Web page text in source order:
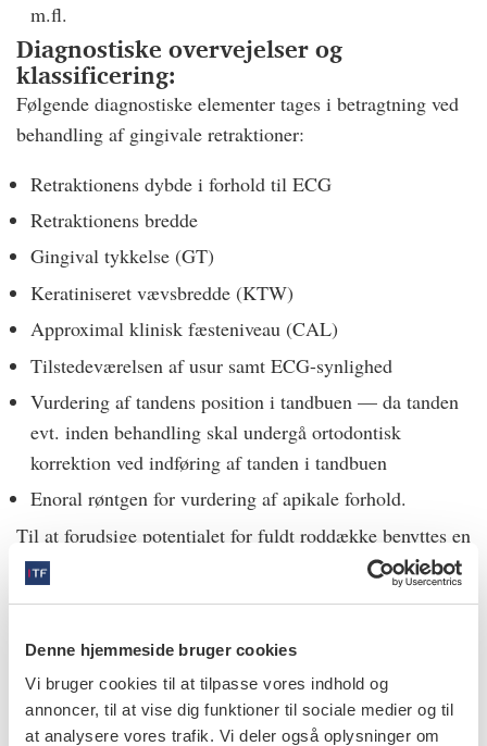
Denne hjemmeside bruger cookies
Vi bruger cookies til at tilpasse vores indhold og
annoncer, til at vise dig funktioner til sociale medier og til
at analysere vores trafik. Vi deler også oplysninger om
m.fl.
Diagnostiske overvejelser og
klassificering:
Følgende diagnostiske elementer tages i betragtning ved
behandling af gingivale retraktioner:
Retraktionens dybde i forhold til ECG
Retraktionens bredde
Gingival tykkelse (GT)
Keratiniseret vævsbredde (KTW)
Approximal klinisk fæsteniveau (CAL)
Tilstedeværelsen af usur samt ECG-synlighed
Vurdering af tandens position i tandbuen — da tanden
evt. inden behandling skal undergå ortodontisk
korrektion ved indføring af tanden i tandbuen
Enoral røntgen for vurdering af apikale forhold.
Til at forudsige potentialet for fuldt roddække benyttes en
behandlingsorienteret klassifikation præsenteret af Cairo
Retraktionstype 1 (RT1) (tidl. Miller I/II)
Ingen approximal fæstetab; ECG er klinisk ikke synlig
mesialt og distalt for tanden